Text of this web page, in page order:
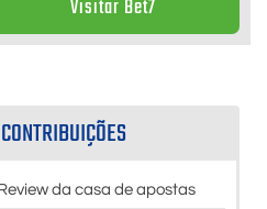
Visitar Bet7
da casa de apostas